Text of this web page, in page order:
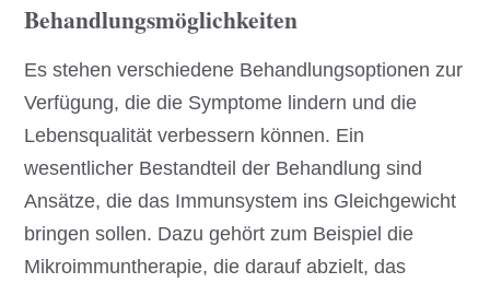
Behandlungsmöglichkeiten
Es stehen verschiedene Behandlungsoptionen zur
Verfügung, die die Symptome lindern und die
Lebensqualität verbessern können. Ein
wesentlicher Bestandteil der Behandlung sind
Ansätze, die das Immunsystem ins Gleichgewicht
bringen sollen. Dazu gehört zum Beispiel die
Mikroimmuntherapie, die darauf abzielt, das